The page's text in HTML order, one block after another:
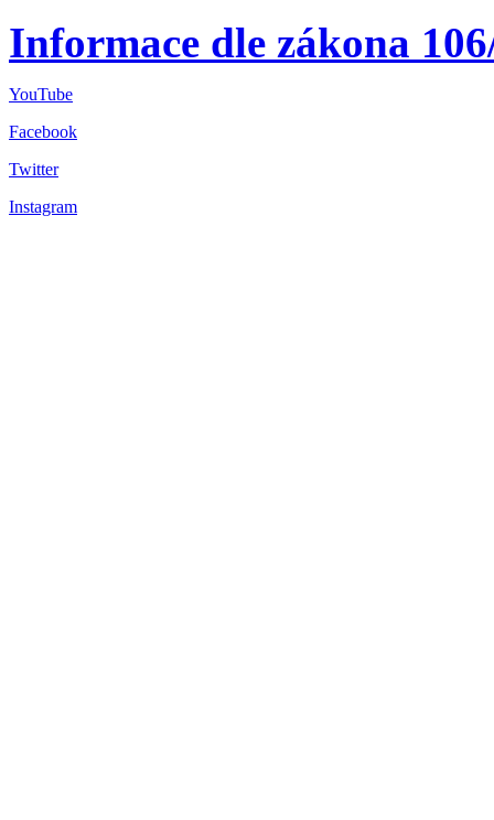
Informace dle zákona
YouTube
Facebook
Twitter
Instagram